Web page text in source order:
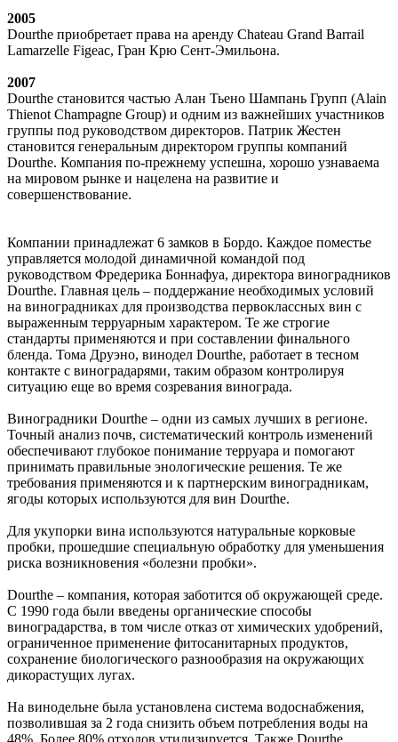
2005
Dourthe приобретает права на аренду Chateau Grand Barrail
Lamarzelle Figeac, Гран Крю Сент-Эмильона.
2007
Dourthe становится частью Алан Тьено Шампань Групп (Alain
Thienot Champagne Group) и одним из важнейших участников
группы под руководством директоров. Патрик Жестен
становится генеральным директором группы компаний
Dourthe. Компания по-прежнему успешна, хорошо узнаваема
на мировом рынке и нацелена на развитие и
совершенствование.
Компании принадлежат 6 замков в Бордо. Каждое поместье
управляется молодой динамичной командой под
руководством Фредерика Боннафуа, директора виноградников
Dourthe. Главная цель – поддержание необходимых условий
на виноградниках для производства первоклассных вин с
выраженным терруарным характером. Те же строгие
стандарты применяются и при составлении финального
бленда. Тома Друэно, винодел Dourthe, работает в тесном
контакте с виноградарями, таким образом контролируя
ситуацию еще во время созревания винограда.
Виноградники Dourthe – одни из самых лучших в регионе.
Точный анализ почв, систематический контроль изменений
обеспечивают глубокое понимание терруара и помогают
принимать правильные энологические решения. Те же
требования применяются и к партнерским виноградникам,
ягоды которых используются для вин Dourthe.
Для укупорки вина используются натуральные корковые
пробки, прошедшие специальную обработку для уменьшения
риска возникновения «болезни пробки».
Dourthe – компания, которая заботится об окружающей среде.
С 1990 года были введены органические способы
виноградарства, в том числе отказ от химических удобрений,
ограниченное применение фитосанитарных продуктов,
сохранение биологического разнообразия на окружающих
дикорастущих лугах.
На винодельне была установлена система водоснабжения,
позволившая за 2 года снизить объем потребления воды на
48%. Более 80% отходов утилизируется. Также Dourthe